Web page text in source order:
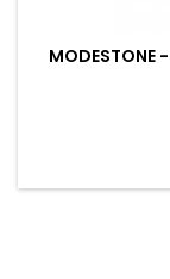
MODESTONE